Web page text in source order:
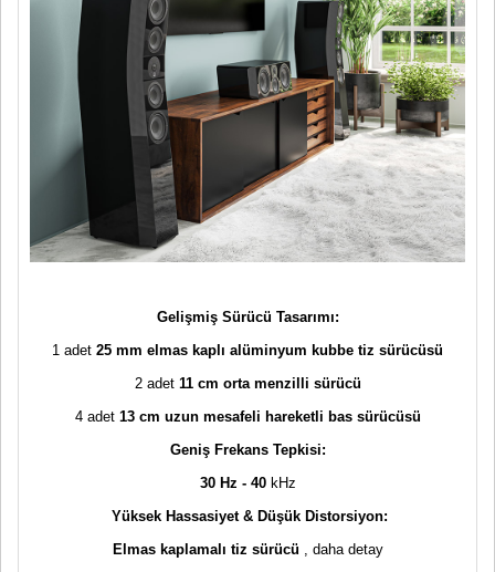
Gelişmiş Sürücü Tasarımı:
1 adet 25 mm elmas kaplı alüminyum kubbe tiz sürücüsü
2 adet 11 cm orta menzilli sürücü
4 adet 13 cm uzun mesafeli hareketli bas sürücüsü
Geniş Frekans Tepkisi:
30 Hz - 40kHz
Yüksek Hassasiyet & Düşük Distorsiyon:
Elmas kaplamalı tiz sürücü , daha detay